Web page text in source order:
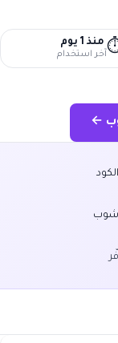
منذ 1 يوم
آخر استخدام